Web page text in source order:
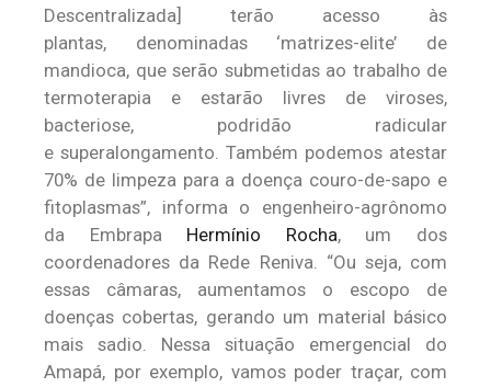
Descentralizada] terão acesso às
plantas, denominadas ‘matrizes-elite’ de
mandioca, que serão submetidas ao trabalho de
termoterapia e estarão livres de viroses,
bacteriose, podridão radicular
e superalongamento. Também podemos atestar
70% de limpeza para a doença couro-de-sapo e
fitoplasmas”, informa o engenheiro-agrônomo
da Embrapa Hermínio Rocha, um dos
coordenadores da Rede Reniva. “Ou seja, com
essas câmaras, aumentamos o escopo de
doenças cobertas, gerando um material básico
mais sadio. Nessa situação emergencial do
Amapá, por exemplo, vamos poder traçar, com